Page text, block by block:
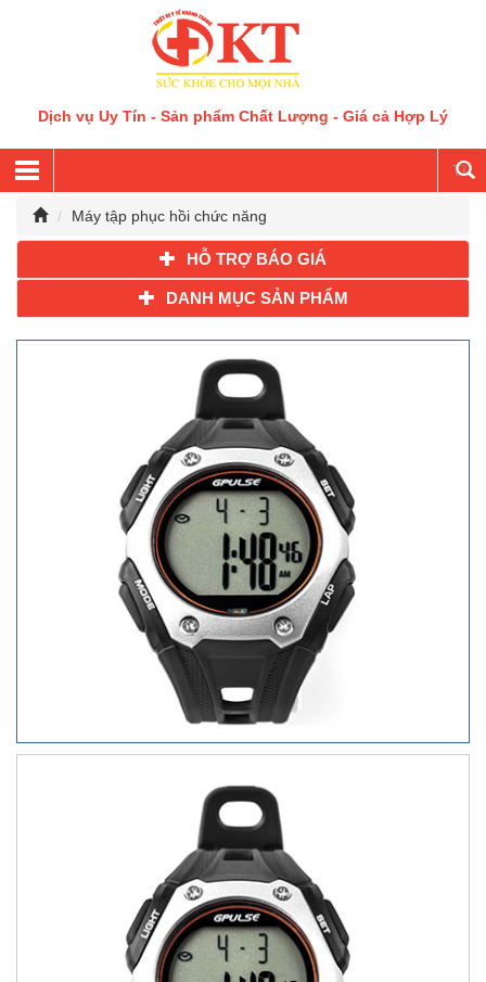
Dịch vụ Uy Tín - Sản phẩm Chất Lượng - Giá cả Hợp Lý
Máy tập phục hồi chức năng
HỖ TRỢ BÁO GIÁ
DANH MỤC SẢN PHẨM